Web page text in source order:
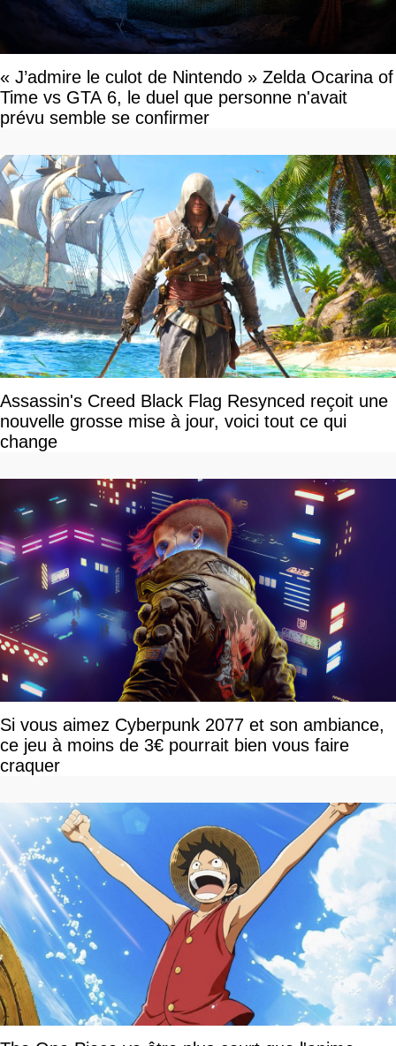
« J’admire le culot de Nintendo » Zelda Ocarina of
Time vs GTA 6, le duel que personne n'avait
prévu semble se confirmer
Assassin's Creed Black Flag Resynced reçoit une
nouvelle grosse mise à jour, voici tout ce qui
change
Si vous aimez Cyberpunk 2077 et son ambiance,
ce jeu à moins de 3€ pourrait bien vous faire
craquer